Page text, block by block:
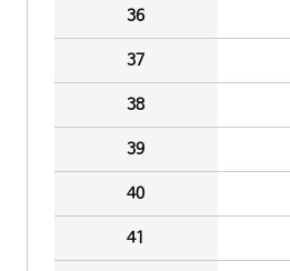
36
37
38
39
40
41